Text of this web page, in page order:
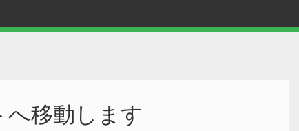
移動します